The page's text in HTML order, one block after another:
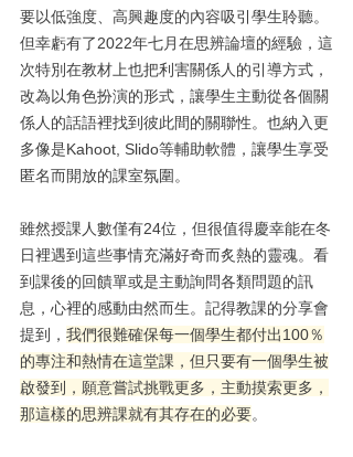
要以低強度、高興趣度的內容吸引學生聆聽。
但幸虧有了2022年七月在思辨論壇的經驗，這
次特別在教材上也把利害關係人的引導方式，
改為以角色扮演的形式，讓學生主動從各個關
係人的話語裡找到彼此間的關聯性。也納入更
多像是Kahoot, Slido等輔助軟體，讓學生享受
匿名而開放的課室氛圍。
雖然授課人數僅有24位，但很值得慶幸能在冬
日裡遇到這些事情充滿好奇而炙熱的靈魂。看
到課後的回饋單或是主動詢問各類問題的訊
息，心裡的感動由然而生。記得教課的分享會
提到， 我們很難確保每一個學生都付出100％
的專注和熱情在這堂課，但只要有一個學生被
啟發到，願意嘗試挑戰更多，主動摸索更多，
那這樣的思辨課就有其存在的必要。